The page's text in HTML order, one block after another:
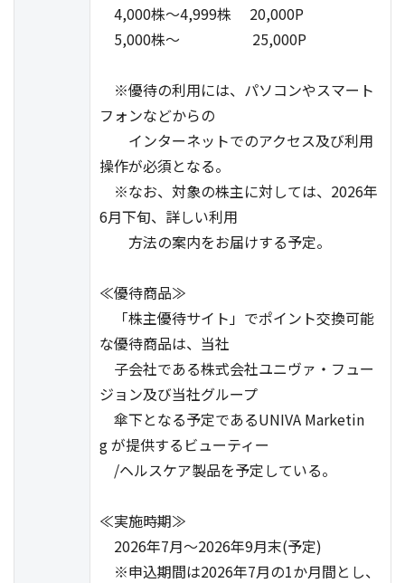
4,000株～4,999株 20,000P
5,000株～ 25,000P
※優待の利用には、パソコンやスマート
フォンなどからの
インターネットでのアクセス及び利用
操作が必須となる。
※なお、対象の株主に対しては、2026年
6月下旬、詳しい利用
方法の案内をお届けする予定。
≪優待商品≫
「株主優待サイト」でポイント交換可能
な優待商品は、当社
子会社である株式会社ユニヴァ・フュー
ジョン及び当社グループ
傘下となる予定であるUNIVA Marketin
g が提供するビューティー
/ヘルスケア製品を予定している。
≪実施時期≫
2026年7月～2026年9月末(予定)
※申込期間は2026年7月の1か月間とし、